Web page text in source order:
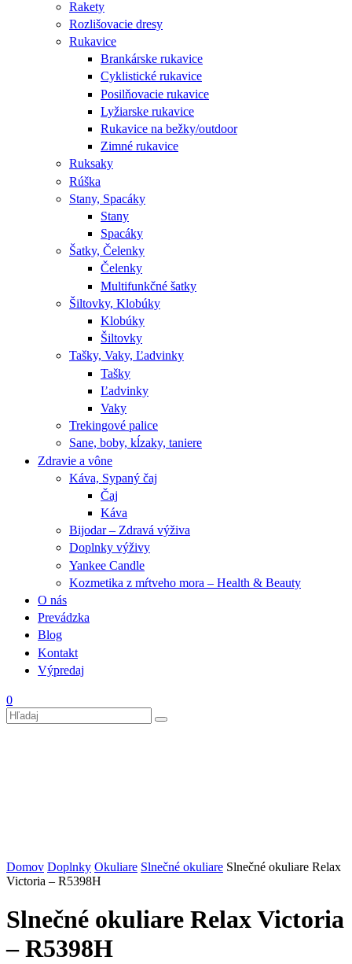
Rakety
Rozlišovacie dresy
Rukavice
Brankárske rukavice
Cyklistické rukavice
Posilňovacie rukavice
Lyžiarske rukavice
Rukavice na bežky/outdoor
Zimné rukavice
Ruksaky
Rúška
Stany, Spacáky
Stany
Spacáky
Šatky, Čelenky
Čelenky
Multifunkčné šatky
Šiltovky, Klobúky
Klobúky
Šiltovky
Tašky, Vaky, Ľadvinky
Tašky
Ľadvinky
Vaky
Trekingové palice
Sane, boby, kĺzaky, taniere
Zdravie a vône
Káva, Sypaný čaj
Čaj
Káva
Bijodar – Zdravá výživa
Doplnky výživy
Yankee Candle
Kozmetika z mŕtveho mora – Health & Beauty
O nás
Prevádzka
Blog
Kontakt
Výpredaj
0
Domov Doplnky Okuliare Slnečné okuliare Slnečné okuliare Relax
Victoria – R5398H
Slnečné okuliare Relax Victoria
– R5398H